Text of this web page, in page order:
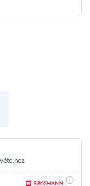
listához
when on sale